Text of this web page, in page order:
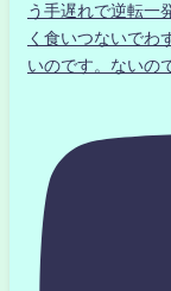
う手遅れで逆転一
く食いつないでわ
いのです。ないの